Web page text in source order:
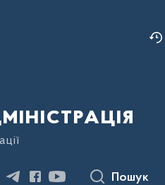
Пошук